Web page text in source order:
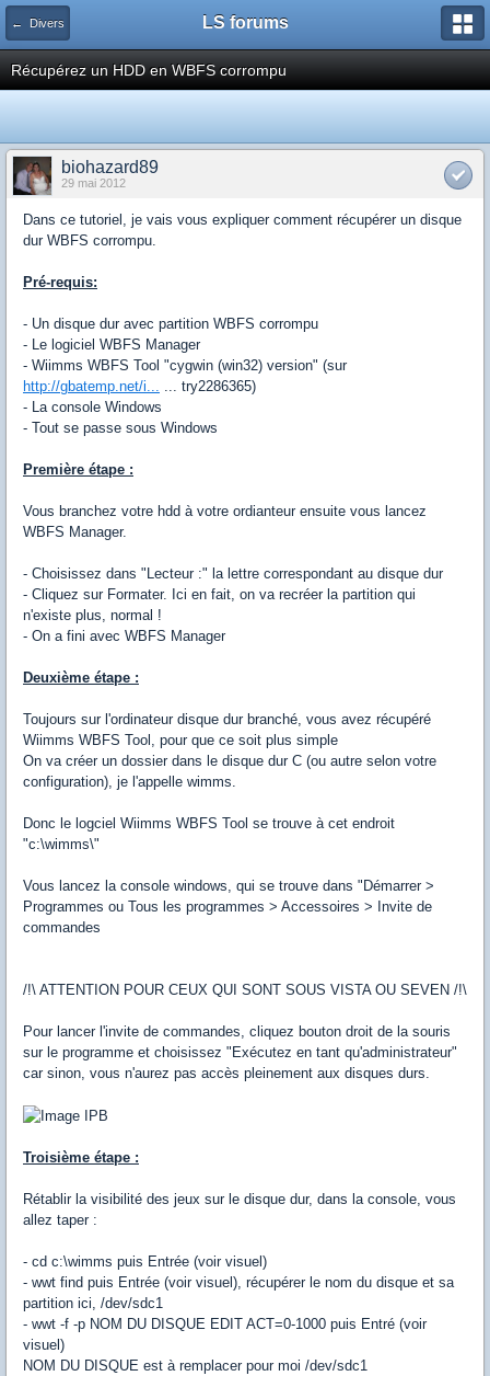
← Divers LS forums
Récupérez un HDD en WBFS corrompu
biohazard89
29 mai 2012
Dans ce tutoriel, je vais vous expliquer comment récupérer un disque
dur WBFS corrompu.
Pré-requis:
- Un disque dur avec partition WBFS corrompu
- Le logiciel WBFS Manager
- Wiimms WBFS Tool "cygwin (win32) version" (sur
http://gbatemp.net/i... ... try2286365)
- La console Windows
- Tout se passe sous Windows
Première étape :
Vous branchez votre hdd à votre ordianteur ensuite vous lancez
WBFS Manager.
- Choisissez dans "Lecteur :" la lettre correspondant au disque dur
- Cliquez sur Formater. Ici en fait, on va recréer la partition qui
n'existe plus, normal !
- On a fini avec WBFS Manager
Deuxième étape :
Toujours sur l'ordinateur disque dur branché, vous avez récupéré
Wiimms WBFS Tool, pour que ce soit plus simple
On va créer un dossier dans le disque dur C (ou autre selon votre
configuration), je l'appelle wimms.
Donc le logciel Wiimms WBFS Tool se trouve à cet endroit
"c:\wimms\"
Vous lancez la console windows, qui se trouve dans "Démarrer >
Programmes ou Tous les programmes > Accessoires > Invite de
commandes
/!\ ATTENTION POUR CEUX QUI SONT SOUS VISTA OU SEVEN /!\
Pour lancer l'invite de commandes, cliquez bouton droit de la souris
sur le programme et choisissez "Exécutez en tant qu'administrateur"
car sinon, vous n'aurez pas accès pleinement aux disques durs.
Troisième étape :
Rétablir la visibilité des jeux sur le disque dur, dans la console, vous
allez taper :
- cd c:\wimms puis Entrée (voir visuel)
- wwt find puis Entrée (voir visuel), récupérer le nom du disque et sa
partition ici, /dev/sdc1
- wwt -f -p NOM DU DISQUE EDIT ACT=0-1000 puis Entré (voir
visuel)
NOM DU DISQUE est à remplacer pour moi /dev/sdc1